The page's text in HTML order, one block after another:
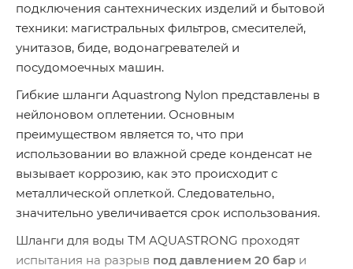
подключения сантехнических изделий и бытовой
техники: магистральных фильтров, смесителей,
унитазов, биде, водонагревателей и
посудомоечных машин.
Гибкие шланги Aquastrong Nylon представлены в
нейлоновом оплетении. Основным
преимуществом является то, что при
использовании во влажной среде конденсат не
вызывает коррозию, как это происходит с
металлической оплеткой. Следовательно,
значительно увеличивается срок использования.
Шланги для воды ТМ AQUASTRONG проходят
испытания на разрыв под давлением 20 бар и